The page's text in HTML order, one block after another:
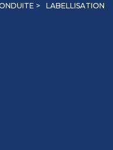
> LABELLISATION